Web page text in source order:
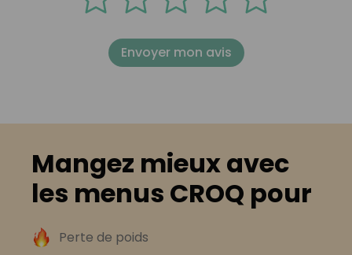
Envoyer mon avis
Mangez mieux avec
les menus CROQ pour
Perte de poids